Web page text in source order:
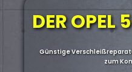
DER OPEL
Günstige
zum